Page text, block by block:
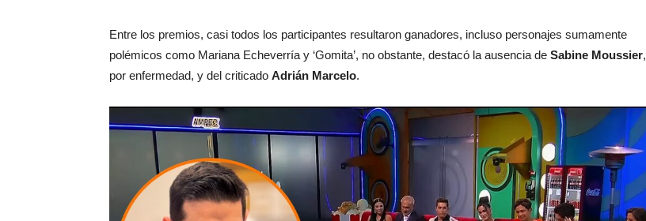
Entre los premios, casi todos los participantes resultaron ganadores, incluso personajes sumamente
polémicos como Mariana Echeverría y ‘Gomita’, no obstante, destacó la ausencia de Sabine Moussier,
por enfermedad, y del criticado Adrián Marcelo.